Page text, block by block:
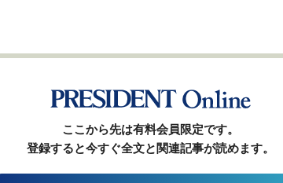
ここから先は有料会員限定です。
登録すると今すぐ全文と関連記事が読めます。